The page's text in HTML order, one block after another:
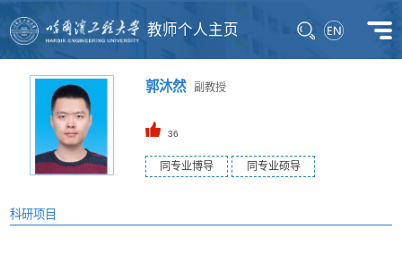
教师个人主页
郭沐然副教授
36
同专业博导 同专业硕导
科研项目